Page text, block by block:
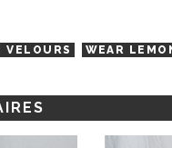
VELOURS WEAR